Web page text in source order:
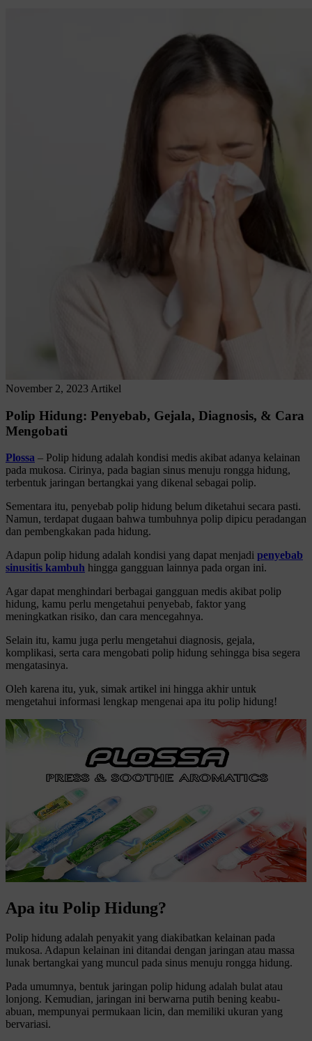
November 2, 2023 Artikel
Polip Hidung: Penyebab, Gejala, Diagnosis, & Cara
Mengobati
Plossa – Polip hidung adalah kondisi medis akibat adanya kelainan
pada mukosa. Cirinya, pada bagian sinus menuju rongga hidung,
terbentuk jaringan bertangkai yang dikenal sebagai polip.
Sementara itu, penyebab polip hidung belum diketahui secara pasti.
Namun, terdapat dugaan bahwa tumbuhnya polip dipicu peradangan
dan pembengkakan pada hidung.
Adapun polip hidung adalah kondisi yang dapat menjadi penyebab
sinusitis kambuh hingga gangguan lainnya pada organ ini.
Agar dapat menghindari berbagai gangguan medis akibat polip
hidung, kamu perlu mengetahui penyebab, faktor yang
meningkatkan risiko, dan cara mencegahnya.
Selain itu, kamu juga perlu mengetahui diagnosis, gejala,
komplikasi, serta cara mengobati polip hidung sehingga bisa segera
mengatasinya.
Oleh karena itu, yuk, simak artikel ini hingga akhir untuk
mengetahui informasi lengkap mengenai apa itu polip hidung!
Apa itu Polip Hidung?
Polip hidung adalah penyakit yang diakibatkan kelainan pada
mukosa. Adapun kelainan ini ditandai dengan jaringan atau massa
lunak bertangkai yang muncul pada sinus menuju rongga hidung.
Pada umumnya, bentuk jaringan polip hidung adalah bulat atau
lonjong. Kemudian, jaringan ini berwarna putih bening keabu-
abuan, mempunyai permukaan licin, dan memiliki ukuran yang
bervariasi.